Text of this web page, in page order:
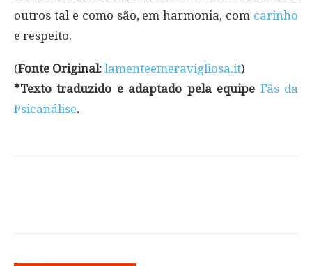
outros tal e como são, em harmonia, com carinho
e respeito.
(Fonte Original: lamenteemeravigliosa.it)
*Texto traduzido e adaptado pela equipe Fãs da
Psicanálise.